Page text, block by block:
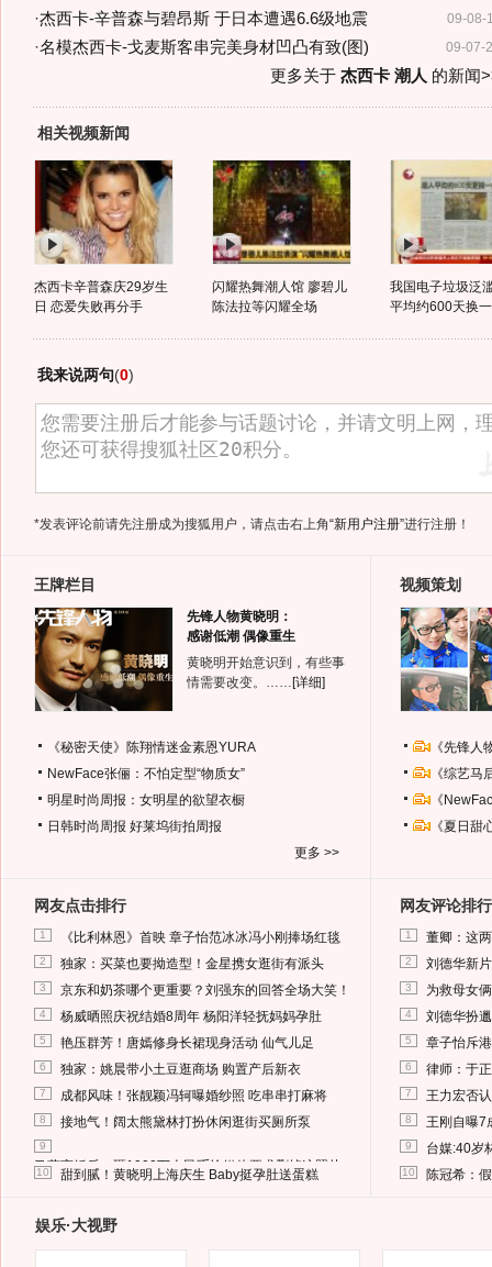
09-08-
·杰西卡-辛普森与碧昂斯 于日本遭遇6.6级地震
09-07-
·名模杰西卡-戈麦斯客串完美身材凹凸有致(图)
更多关于 杰西卡 潮人 的新闻
相关视频新闻
杰西卡辛普森庆29岁生
日 恋爱失败再分手
闪耀热舞潮人馆 廖碧儿
陈法拉等闪耀全场
我国电子垃圾泛
平均约600天换
我来说两句(0)
*发表评论前请先注册成为搜狐用户，请点击右上角“新用户注册”进行注册！
王牌栏目
先锋人物黄晓明：
感谢低潮 偶像重生
黄晓明开始意识到，有些事
情需要改变。…… [详细]
《秘密天使》陈翔情迷金素恩YURA
NewFace张俪：不怕定型“物质女”
明星时尚周报：女明星的欲望衣橱
日韩时尚周报 好莱坞街拍周报
更多 >>
视频策划
《先锋
《综艺
《
《夏日
网友点击排行
1 《比利林恩》首映 章子怡范冰冰冯小刚捧场红毯
2 独家：买菜也要拗造型！金星携女逛街有派头
3 京东和奶茶哪个更重要？刘强东的回答全场大笑！
4 杨威晒照庆祝结婚8周年 杨阳洋轻抚妈妈孕肚
5 艳压群芳！唐嫣修身长裙现身活动 仙气儿足
6 独家：姚晨带小土豆逛商场 购置产后新衣
7 成都风味！张靓颖冯轲曝婚纱照 吃串串打麻将
8 接地气！阔太熊黛林打扮休闲逛街买厕所泵
9
马蓉离婚后，砸1000万人民币给媒体要求删掉这照片
10 甜到腻！黄晓明上海庆生 Baby挺孕肚送蛋糕
网友评论排行
1 董卿：这
2 刘德华新
3 为救母女
4 刘德华扮
5 章子怡斥
6 律师：于
7 王力宏否
8 王刚自曝7
9 台媒:40岁
10 陈冠希：
娱乐·大视野